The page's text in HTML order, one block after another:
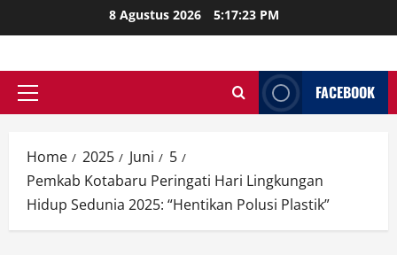
to
8 Agustus 2026 5:17:25 PM
Primary
FACEBOOK
Home 2025 Juni
5
Pemkab Kotabaru Peringati Hari Lingkungan
Hidup Sedunia 2025: “Hentikan Polusi Plastik”